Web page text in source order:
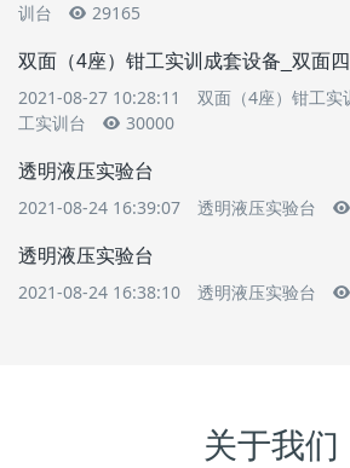
训台
29165
双面（4座）钳工实训成套设备_双面
2021-08-27 10:28:11
双面（4座）钳工实
工实训台
30000
透明液压实验台
2021-08-24 16:39:07 透明液压实验台
透明液压实验台
2021-08-24 16:38:10 透明液压实验台
关于我们